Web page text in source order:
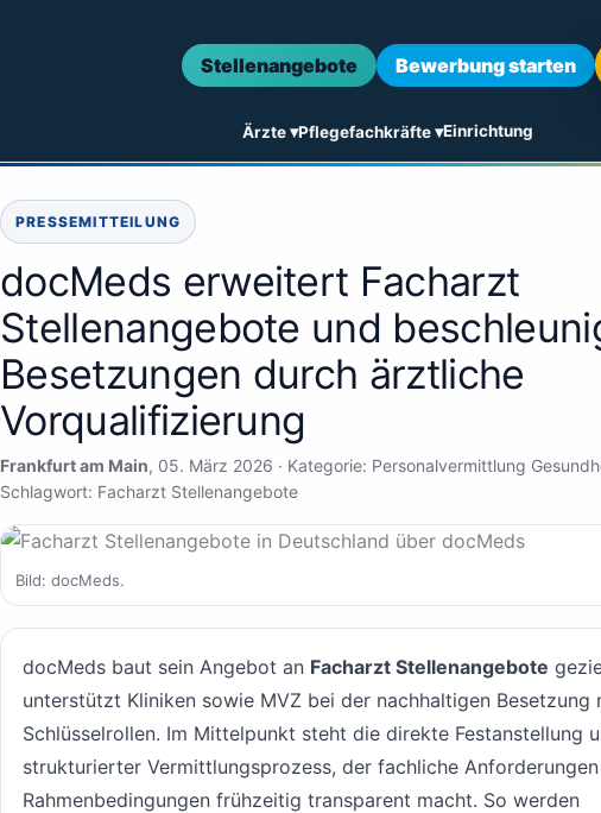
Ärzte ▾Pflegefachkräfte ▾Einrichtung
Stellenangebote Bewerbung starten
PRESSEMITTEILUNG
docMeds erweitert Facharzt
Stellenangebote und
Besetzungen durch ärztliche
Vorqualifizierung
Frankfurt am Main, 05. März 2026 · Kategorie: Personalvermittlung
Schlagwort: Facharzt Stellenangebote
Bild: docMeds.
docMeds baut sein Angebot an Facharzt Stellenangebote
unterstützt Kliniken sowie MVZ bei der nachhaltigen Besetzung
Schlüsselrollen. Im Mittelpunkt steht die direkte Festanstellung
strukturierter Vermittlungsprozess, der fachliche
Rahmenbedingungen frühzeitig transparent macht. So werden